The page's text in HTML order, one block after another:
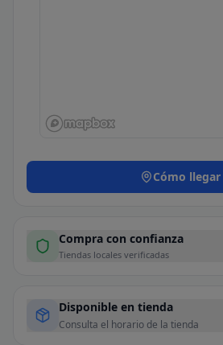
Cómo llegar
Compra con confianza
Tiendas locales verificadas
Disponible en tienda
Consulta el horario de la tienda